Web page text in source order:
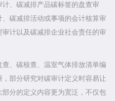
、碳减排产品碳标签的盘查审
碳减排活动或事项的会计核算审
计以及碳减排企业社会责任的审
、碳核查、温室气体排放清单编
部分研究对碳审计定义时容易让
分的定义内容更为宽泛，不仅包